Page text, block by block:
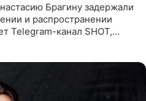
Брагину задержали
и распространении
Telegram-канал SHOT,